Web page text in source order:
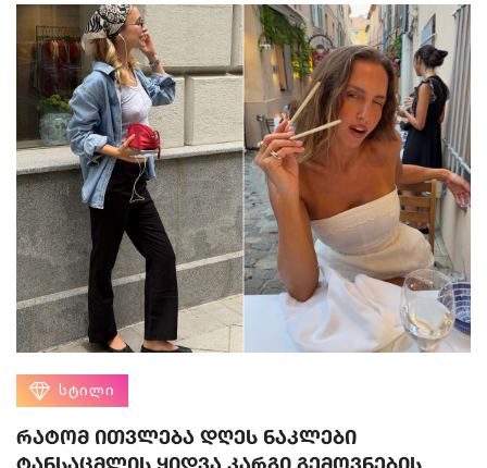
ᲡᲢᲘᲚᲘ
რატომ ითვლება დღეს ნაკლები